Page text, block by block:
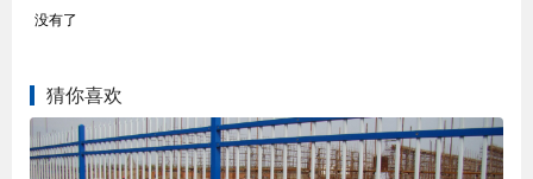
没有了
猜你喜欢